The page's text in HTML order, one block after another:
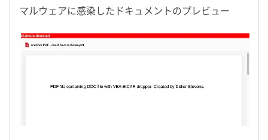
マルウェアに感染したドキュメントのプレビュー